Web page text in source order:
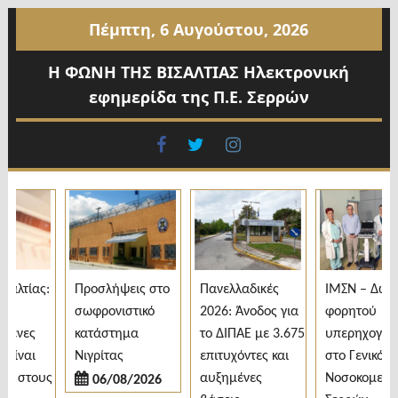
περιεχόμενο
Πέμπτη, 6 Αυγούστου, 2026
Η ΦΩΝΗ ΤΗΣ ΒΙΣΑΛΤΙΑΣ Ηλεκτρονική
εφημερίδα της Π.Ε. Σερρών
facebook
twitter
στους
Προσλήψεις στο
σωφρονιστικό
κατάστημα
Νιγρίτας
06/08/2026
Πανελλαδικές
2026: Άνοδος για
το ΔΙΠΑΕ με 3.675
επιτυχόντες και
αυξημένες
ΙΜΣΝ – Δωρεά
φορητού
στο Γενικό
Νοσοκομείο